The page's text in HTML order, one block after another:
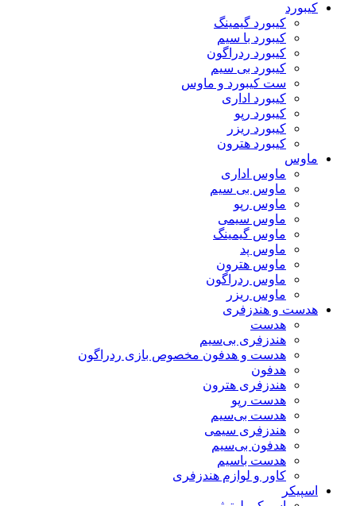
کیبورد
کیبورد گیمینگ
کیبورد با سیم
کیبورد ردراگون
کیبورد بی سیم
ست کیبورد و ماوس
کیبورد اداری
کیبورد رپو
کیبورد ریزر
کیبورد هترون
ماوس
ماوس اداری
ماوس بی سیم
ماوس رپو
ماوس سیمی
ماوس گیمینگ
ماوس پد
ماوس هترون
ماوس ردراگون
ماوس ریزر
هدست و هندزفری
هدست
هندزفری بی‌سیم
هدست و هدفون مخصوص بازی ردراگون
هدفون
هندزفری هترون
هدست رپو
هدست بی‌سیم
هندزفری سیمی
هدفون بی‌سیم
هدست باسیم
کاور و لوازم هندزفری
اسپیکر